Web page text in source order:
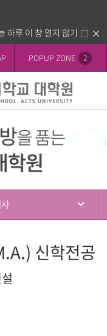
하루 이 창 열지 않기
POPUP ZONE 2
신학전공